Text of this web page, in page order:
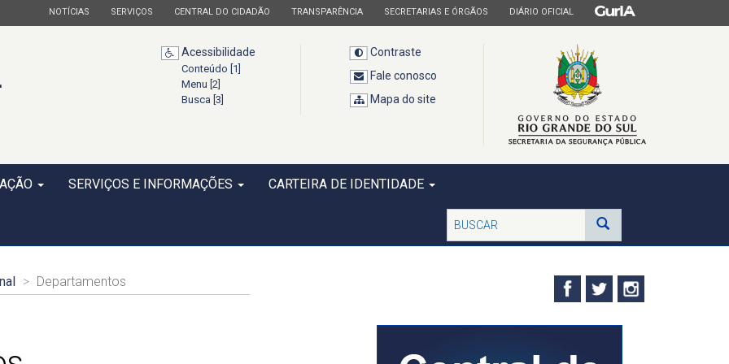
ESTADO
NOTÍCIAS ESTADO
SERVIÇOS ESTADO
CENTRAL DO CIDADÃO ESTADO
TRANSPARÊNCIA ESTADO
SECRETARIAS E ÓRGÃOS ESTADO
DIÁRIO OFICIAL ESTADO
Acessibilidade
Conteúdo [1]
Menu [2]
Busca [3]
Contraste
Fale conosco
Mapa do site
SERVIÇOS E INFORMAÇÕES CARTEIRA DE IDENTIDADE
Buscar
Buscar
Departamentos